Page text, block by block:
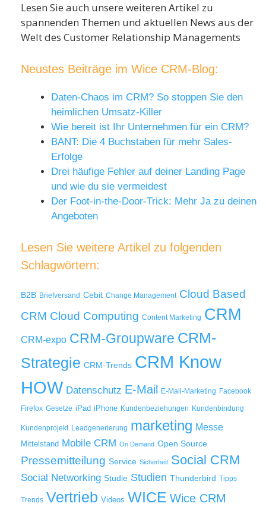
Lesen Sie auch unsere weiteren Artikel zu
spannenden Themen und aktuellen News aus der
Welt des Customer Relationship Managements
Neustes Beiträge im Wice CRM-Blog:
Daten-Chaos im CRM? So stoppen Sie den
heimlichen Umsatz-Killer
Wie bereit ist Ihr Unternehmen für ein CRM?
BANT: Die 4 Buchstaben für mehr Sales-
Erfolge
Drei häufige Fehler auf deiner Landing Page
und wie du sie vermeidest
Der Foot-in-the-Door-Trick: Mehr Ja zu deinen
Angeboten
Lesen Sie weitere Artikel zu folgenden
Schlagwörtern:
B2B Briefversand Cebit Change Management Cloud Based
CRM Cloud Computing Content Marketing CRM
CRM-expo CRM-Groupware CRM-
Strategie CRM-Trends CRM Know
HOW Datenschutz E-Mail E-Mail-Marketing Facebook
Firefox Gesetze iPad iPhone Kundenbeziehungen Kundenbindung
Kundenprojekt Leadgenerierung marketing Messe
Mittelstand Mobile CRM On Demand Open Source
Pressemitteilung Service Sicherheit Social CRM
Social Networking Studie Studien Thunderbird Tipps
Trends Vertrieb Videos WICE Wice CRM